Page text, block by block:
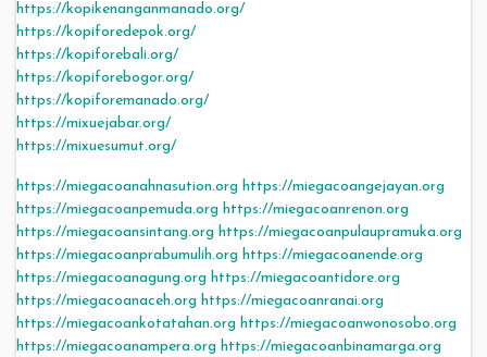
https://kopikenanganmanado.org/
https://kopiforedepok.org/
https://kopiforebali.org/
https://kopiforebogor.org/
https://kopiforemanado.org/
https://mixuejabar.org/
https://mixuesumut.org/
https://miegacoanahnasution.org https://miegacoangejayan.org
https://miegacoanpemuda.org https://miegacoanrenon.org
https://miegacoansintang.org https://miegacoanpulaupramuka.org
https://miegacoanprabumulih.org https://miegacoanende.org
https://miegacoanagung.org https://miegacoantidore.org
https://miegacoanaceh.org https://miegacoanranai.org
https://miegacoankotatahan.org https://miegacoanwonosobo.org
https://miegacoanampera.org https://miegacoanbinamarga.org